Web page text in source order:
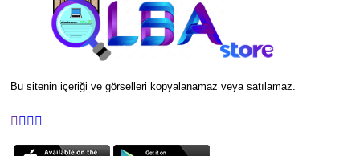
Bu sitenin içeriği ve görselleri kopyalanamaz veya satılamaz.